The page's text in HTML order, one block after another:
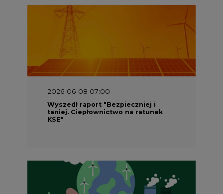
2026-06-08 07:00
Wyszedł raport "Bezpieczniej i
taniej. Ciepłownictwo na ratunek
KSE"